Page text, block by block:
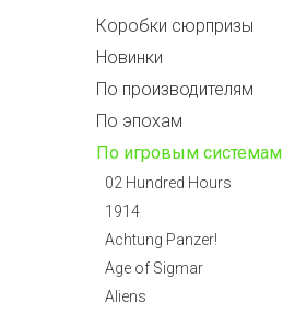
Коробки сюрпризы
Новинки
По производителям
По эпохам
По игровым системам
02 Hundred Hours
1914
Achtung Panzer!
Age of Sigmar
Aliens